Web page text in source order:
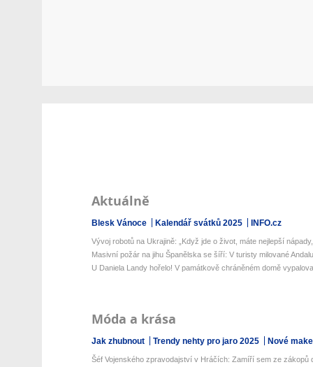
Aktuálně
Blesk Vánoce Kalendář svátků 2025 INFO.cz
Vývoj robotů na Ukrajině: „Když jde o život, máte nejlepší
Masivní požár na jihu Španělska se šíří: V turisty milované
U Daniela Landy hořelo! V památkově chráněném domě
Móda a krása
Jak zhubnout Trendy nehty pro jaro 2025 Nové
Šéf Vojenského zpravodajství v Hráčích: Zamíří sem ze zákopů